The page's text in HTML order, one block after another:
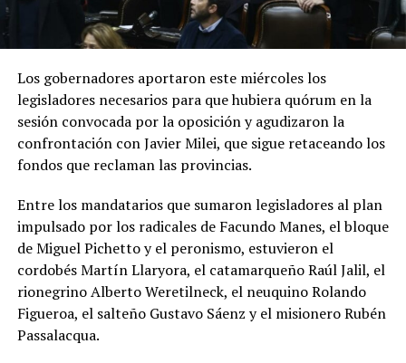
Los gobernadores aportaron este miércoles los
legisladores necesarios para que hubiera quórum en la
sesión convocada por la oposición y agudizaron la
confrontación con Javier Milei, que sigue retaceando los
fondos que reclaman las provincias.
Entre los mandatarios que sumaron legisladores al plan
impulsado por los radicales de Facundo Manes, el bloque
de Miguel Pichetto y el peronismo, estuvieron el
cordobés Martín Llaryora, el catamarqueño Raúl Jalil, el
rionegrino Alberto Weretilneck, el neuquino Rolando
Figueroa, el salteño Gustavo Sáenz y el misionero Rubén
Passalacqua.